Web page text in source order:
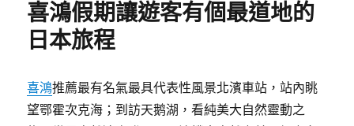
喜鴻假期讓遊客有個最道地的
日本旅程
喜鴻推薦最有名氣最具代表性風景北濱車站，站內眺
望鄂霍次克海；到訪天鹅湖，看純美大自然靈動之